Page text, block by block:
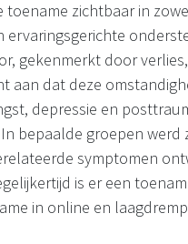
toename zichtbaar in
gekenmerkt door
aan dat deze
depressie en
bepaalde groepen
symptomen
is er een
in online en